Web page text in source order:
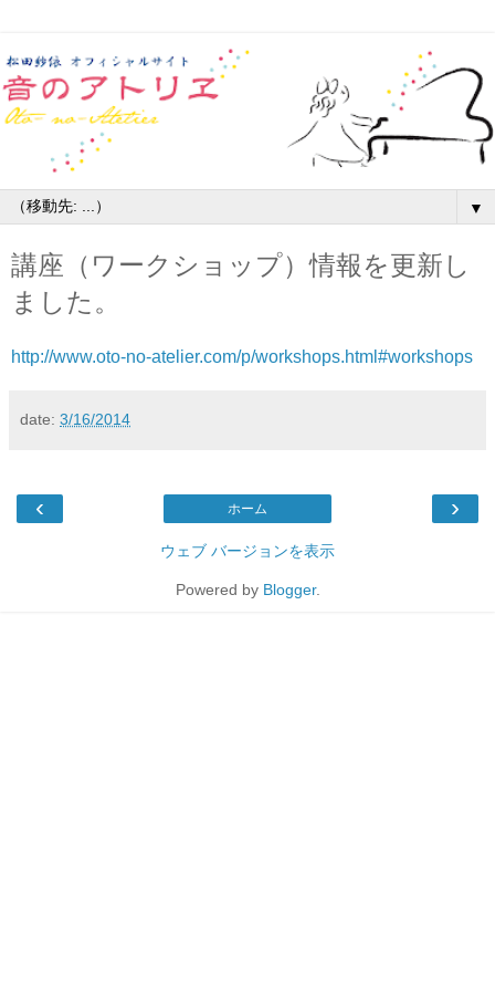
▼
講座（ワークショップ）情報を更新し
ました。
http://www.oto-no-atelier.com/p/workshops.html#workshops
date: 3/16/2014
‹ ›
ホーム
ウェブ バージョンを表示
Powered by Blogger.